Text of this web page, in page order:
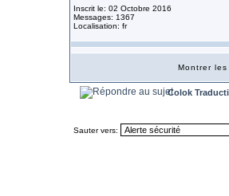
Inscrit le: 02 Octobre 2016
Messages: 1367
Localisation: fr
Montrer
Colok
Sauter vers: